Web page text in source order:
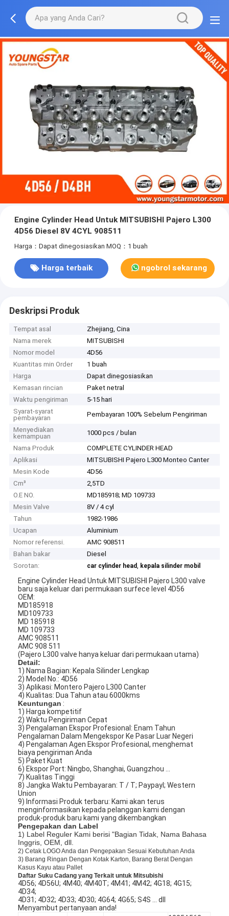
Engine Cylinder Head Untuk MITSUBISHI Pajero L300
4D56 Diesel 8V 4CYL 908511
Harga：Dapat dinegosiasikan MOQ：1 buah
Harga terbaik ngobrol sekarang
Deskripsi Produk
Tempat asal
Zhejiang, Cina
Nama merek
MITSUBISHI
Nomor model
4D56
Kuantitas min Order
1 buah
Harga
Dapat dinegosiasikan
Kemasan rincian
Paket netral
Waktu pengiriman
5-15 hari
Syarat-syarat
pembayaran
Pembayaran 100% Sebelum Pengiriman
Menyediakan
kemampuan
1000 pcs / bulan
Nama Produk
COMPLETE CYLINDER HEAD
Aplikasi
MITSUBISHI Pajero L300 Monteo Canter
Mesin Kode
4D56
Cm³
2,5TD
O.E NO.
MD185918; MD 109733
Mesin Valve
8V / 4 cyl
Tahun
1982-1986
Ucapan
Aluminium
Nomor referensi.
AMC 908511
Bahan bakar
Diesel
Sorotan:
car cylinder head, kepala silinder mobil
Engine Cylinder Head Untuk MITSUBISHI Pajero L300 valve
baru saja keluar dari permukaan surfece level 4D56
OEM:
MD185918
MD109733
MD 185918
MD 109733
AMC 908511
AMC 908 511
(Pajero L300 valve hanya keluar dari permukaan utama)
Detail:
1) Nama Bagian: Kepala Silinder Lengkap
2) Model No.: 4D56
3) Aplikasi: Montero Pajero L300 Canter
4) Kualitas: Dua Tahun atau 6000kms
Keuntungan :
1) Harga kompetitif
2) Waktu Pengiriman Cepat
3) Pengalaman Ekspor Profesional: Enam Tahun
Pengalaman Dalam Mengekspor Ke Pasar Luar Negeri
4) Pengalaman Agen Ekspor Profesional, menghemat
biaya pengiriman Anda
5) Paket Kuat
6) Ekspor Port: Ningbo, Shanghai, Guangzhou ...
7) Kualitas Tinggi
8) Jangka Waktu Pembayaran: T / T; Paypayl; Western
Union
9) Informasi Produk terbaru: Kami akan terus
menginformasikan kepada pelanggan kami dengan
produk-produk baru kami yang dikembangkan
Pengepakan dan Label
1) Label Reguler Kami berisi "Bagian Tidak, Nama Bahasa
Inggris, OEM, dll.
2) Cetak LOGO Anda dan Pengepakan Sesuai Kebutuhan Anda
3) Barang Ringan Dengan Kotak Karton, Barang Berat Dengan
Kasus Kayu atau Pallet
Daftar Suku Cadang yang Terkait untuk Mitsubishi
4D56; 4D56U; 4M40; 4M40T; 4M41; 4M42; 4G18; 4G15;
4D34;
4D31; 4D32; 4D33; 4D30; 4G64; 4G65; S4S ... dll
Menyambut pertanyaan anda!